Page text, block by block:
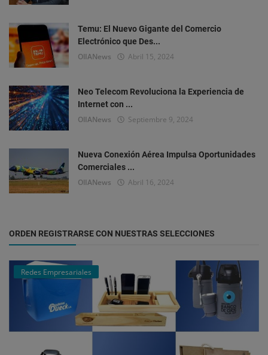
Temu: El Nuevo Gigante del Comercio
Electrónico que Des...
OlIANews Abril 15, 2024
Neo Telecom Revoluciona la Experiencia de
Internet con ...
OlIANews Septiembre 9, 2024
Nueva Conexión Aérea Impulsa Oportunidades
Comerciales ...
OlIANews Abril 16, 2024
ORDEN REGISTRARSE CON NUESTRAS SELECCIONES
Redes Empresariales